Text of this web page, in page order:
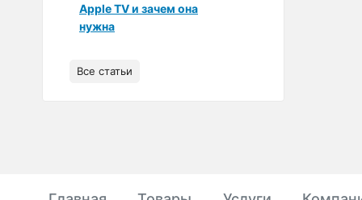
Apple TV и зачем она
нужна
Все статьи